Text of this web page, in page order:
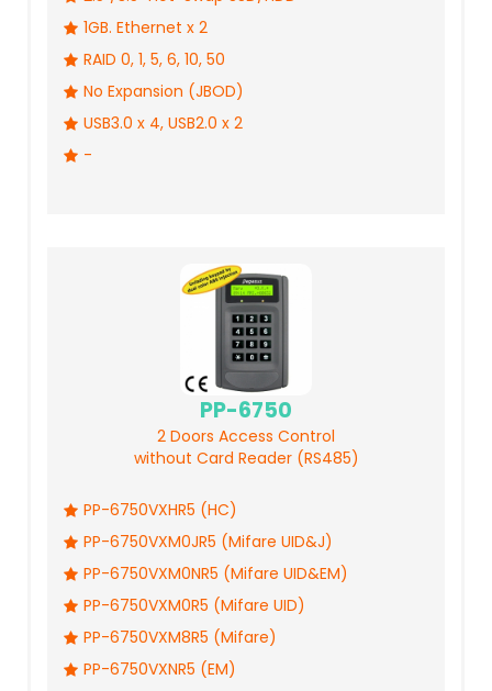
1GB. Ethernet x 2
RAID 0, 1, 5, 6, 10, 50
No Expansion (JBOD)
USB3.0 x 4, USB2.0 x 2
-
PP-6750
2 Doors Access Control
without Card Reader (RS485)
PP-6750VXHR5 (HC)
PP-6750VXM0JR5 (Mifare UID&J)
PP-6750VXM0NR5 (Mifare UID&EM)
PP-6750VXM0R5 (Mifare UID)
PP-6750VXM8R5 (Mifare)
PP-6750VXNR5 (EM)